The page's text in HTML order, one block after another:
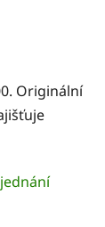
Originální